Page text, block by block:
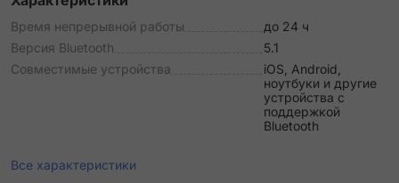
Время непрерывной работы
до 24 ч
Версия Bluetooth
5.1
Совместимые устройства
iOS, Android,
ноутбуки и другие
устройства с
поддержкой
Bluetooth
Все характеристики